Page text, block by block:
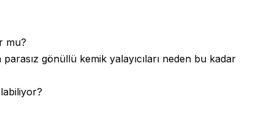
mu?
gönüllü kemik yalayıcıları neden bu kadar